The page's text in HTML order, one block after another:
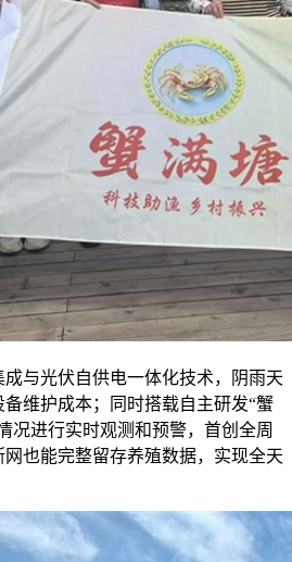
与光伏自供电一体化技术，阴雨天
维护成本；同时搭载自主研发“蟹
况进行实时观测和预警，首创全周
也能完整留存养殖数据，实现全天